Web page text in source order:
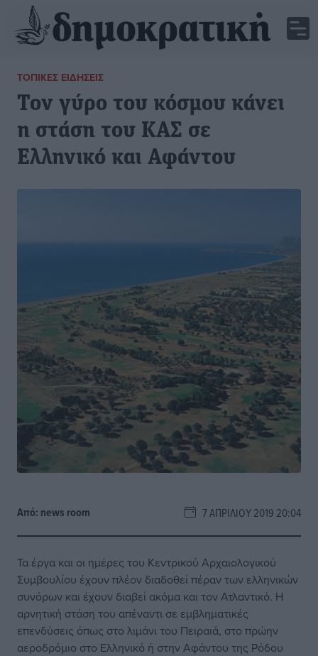
ΤΟΠΙΚΈΣ ΕΙΔΉΣΕΙΣ
Τον γύρο του κόσμου κάνει
η στάση του ΚΑΣ σε
Ελληνικό και Αφάντου
Από: news room 7 ΑΠΡΙΛΊΟΥ 2019 20:04
Τα έργα και οι ημέρες του Κεντρικού Αρχαιολογικού
Συμβουλίου έχουν πλέον διαδοθεί πέραν των ελληνικών
συνόρων και έχουν διαβεί ακόμα και τον Ατλαντικό. Η
αρνητική στάση του απέναντι σε εμβληματικές
επενδύσεις όπως στο λιμάνι του Πειραιά, στο πρώην
αεροδρόμιο στο Ελληνικό ή στην Αφάντου της Ρόδου